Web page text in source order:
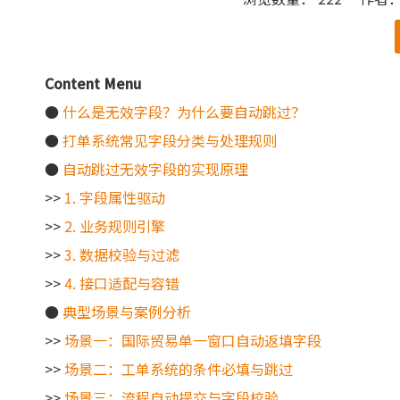
["wechat"]
Content Menu
●什么是无效字段？为什么要自动跳过？
●打单系统常见字段分类与处理规则
● 自动跳过无效字段的实现原理
>> 1. 字段属性驱动
>> 2. 业务规则引擎
>>3. 数据校验与过滤
>>4. 接口适配与容错
●典型场景与案例分析
>>场景一：国际贸易单一窗口自动返填字段
>>场景二：工单系统的条件必填与跳过